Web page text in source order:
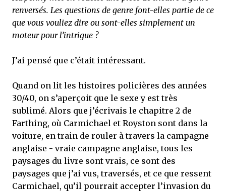
renversés. Les questions de genre font-elles partie de ce
que vous vouliez dire ou sont-elles simplement un
moteur pour l’intrigue ?
J’ai pensé que c’était intéressant.
Quand on lit les histoires policières des années
30/40, on s’aperçoit que le sexe y est très
sublimé. Alors que j’écrivais le chapitre 2 de
Farthing, où Carmichael et Royston sont dans la
voiture, en train de rouler à travers la campagne
anglaise - vraie campagne anglaise, tous les
paysages du livre sont vrais, ce sont des
paysages que j’ai vus, traversés, et ce que ressent
Carmichael, qu’il pourrait accepter l’invasion du